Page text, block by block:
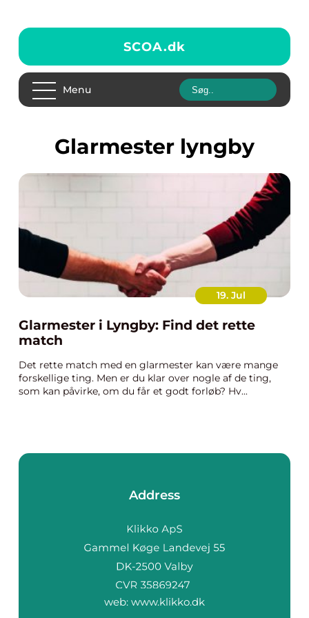
SCOA.dk
Menu
glarmester lyngby
19. Jul
Glarmester i Lyngby: Find det rette
match
Det rette match med en glarmester kan være mange
forskellige ting. Men er du klar over nogle af de ting,
som kan påvirke, om du får et godt forløb? Hv...
Address
web: www.klikko.dk